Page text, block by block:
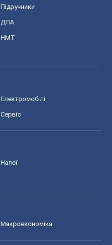
Підручники
ДПА
НМТ
Електромобілі
Сервіс
Напої
Макроекономіка